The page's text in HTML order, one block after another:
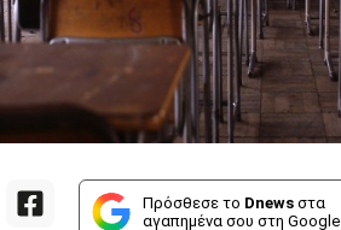
Πρόσθεσε το Dnews στα
αγαπημένα σου στη Google